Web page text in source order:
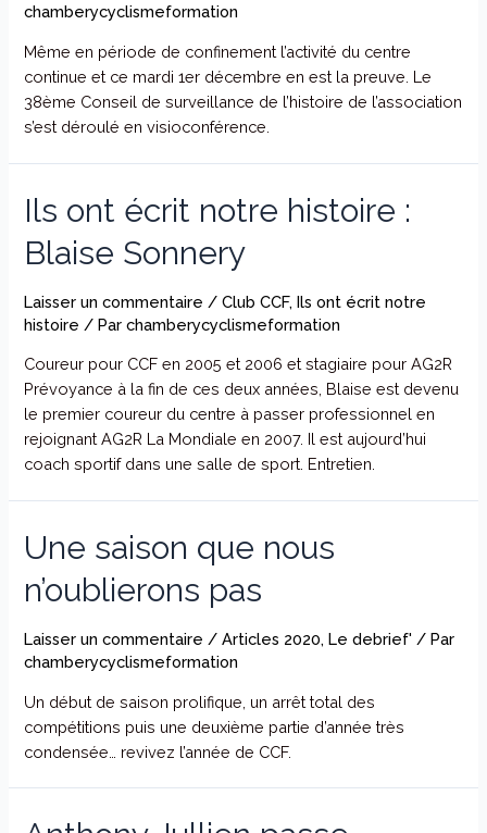
chamberycyclismeformation
Même en période de confinement l’activité du centre
continue et ce mardi 1er décembre en est la preuve. Le
38ème Conseil de surveillance de l’histoire de l’association
s’est déroulé en visioconférence.
Ils ont écrit notre histoire :
Blaise Sonnery
Laisser un commentaire /Club CCF,Ils ont écrit notre
histoire / Parchamberycyclismeformation
Coureur pour CCF en 2005 et 2006 et stagiaire pour AG2R
Prévoyance à la fin de ces deux années, Blaise est devenu
le premier coureur du centre à passer professionnel en
rejoignant AG2R La Mondiale en 2007. Il est aujourd’hui
coach sportif dans une salle de sport. Entretien.
Une saison que nous
n’oublierons pas
Laisser un commentaire /Articles 2020,Le debrief' / Par
chamberycyclismeformation
Un début de saison prolifique, un arrêt total des
compétitions puis une deuxième partie d’année très
condensée… revivez l’année de CCF.